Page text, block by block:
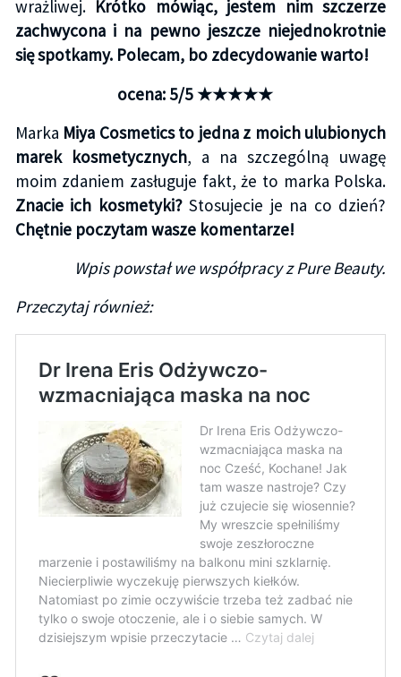
wrażliwej. Krótko mówiąc, jestem nim szczerze
zachwycona i na pewno jeszcze niejednokrotnie
się spotkamy. Polecam, bo zdecydowanie warto!
ocena: 5/5 ★★★★★
Marka Miya Cosmetics to jedna z moich ulubionych
marek kosmetycznych, a na szczególną uwagę
moim zdaniem zasługuje fakt, że to marka Polska.
Znacie ich kosmetyki?Stosujecie je na co dzień?
Chętnie poczytam wasze komentarze!
Wpis powstał we współpracy z Pure Beauty.
Przeczytaj również: